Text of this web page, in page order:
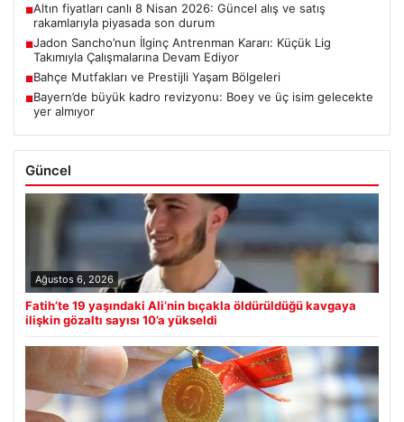
■Altın fiyatları canlı 8 Nisan 2026: Güncel alış ve satış
rakamlarıyla piyasada son durum
■Jadon Sancho’nun İlginç Antrenman Kararı: Küçük Lig
Takımıyla Çalışmalarına Devam Ediyor
■Bahçe Mutfakları ve Prestijli Yaşam Bölgeleri
■Bayern’de büyük kadro revizyonu: Boey ve üç isim gelecekte
yer almıyor
Güncel
Ağustos 6, 2026
Fatih’te 19 yaşındaki Ali’nin bıçakla öldürüldüğü kavgaya
ilişkin gözaltı sayısı 10’a yükseldi